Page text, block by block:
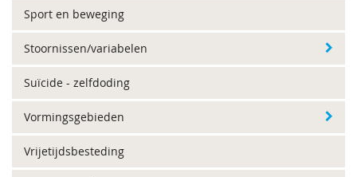
Sport en beweging
Stoornissen/variabelen
Suïcide - zelfdoding
Vormingsgebieden
Vrijetijdsbesteding